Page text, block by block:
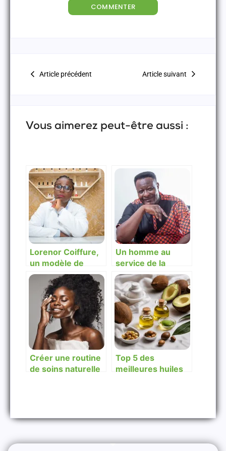
Article précédent Article suivant
Vous aimerez peut-être aussi :
Lorenor Coiffure,
un modèle de
réussite bâti sur
l’ambition et la
volonté!
Un homme au
service de la
beauté et du bien-
être féminin
Créer une routine
de soins naturelle
Top 5 des
meilleures huiles